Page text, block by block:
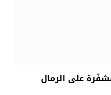
على الرمال